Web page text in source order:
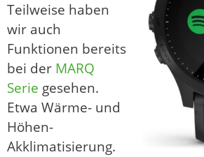
Teilweise haben
wir auch
Funktionen bereits
bei der MARQ
Serie gesehen.
Etwa Wärme- und
Höhen-
Akklimatisierung.